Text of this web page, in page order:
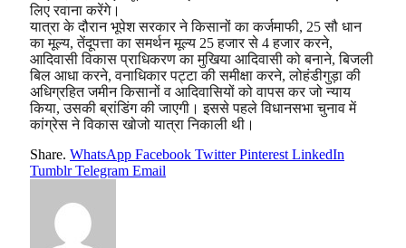
लिए रवाना करेंगे।
यात्रा के दौरान भूपेश सरकार ने किसानों का कर्जमाफी, 25 सौ धान
का मूल्य, तेंदूपत्ता का समर्थन मूल्य 25 हजार से 4 हजार करने,
आदिवासी विकास प्राधिकरण का मुखिया आदिवासी को बनाने, बिजली
बिल आधा करने, वनाधिकार पट्टा की समीक्षा करने, लोहंडीगुड़ा की
अधिग्रहित जमीन किसानों व आदिवासियों को वापस कर जो न्याय
किया, उसकी ब्रांडिंग की जाएगी। इससे पहले विधानसभा चुनाव में
कांग्रेस ने विकास खोजो यात्रा निकाली थी।
Share. WhatsApp Facebook Twitter Pinterest LinkedIn
Tumblr Telegram Email